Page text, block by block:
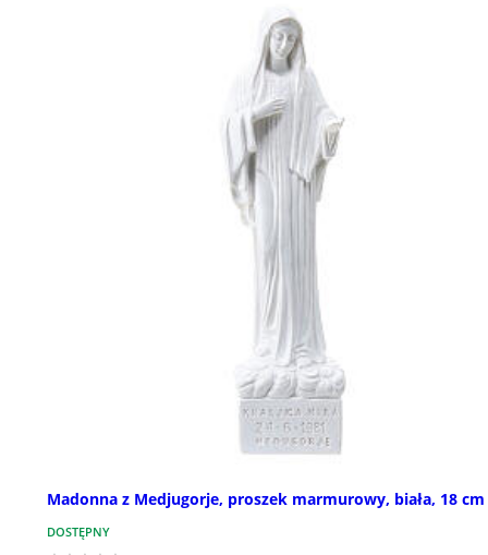
Madonna z Medjugorje, proszek marmurowy, biała, 18 cm
DOSTĘPNY